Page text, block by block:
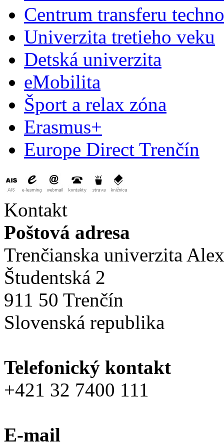
Centrum transferu
Univerzita tretieho veku
Detská univerzita
eMobilita
Šport a relax zóna
Erasmus+
Europe Direct Trenčín
Kontakt
Poštová adresa
Trenčianska univerzita
Študentská 2
911 50 Trenčín
Slovenská republika
Telefonický kontakt
+421 32 7400 111
E-mail